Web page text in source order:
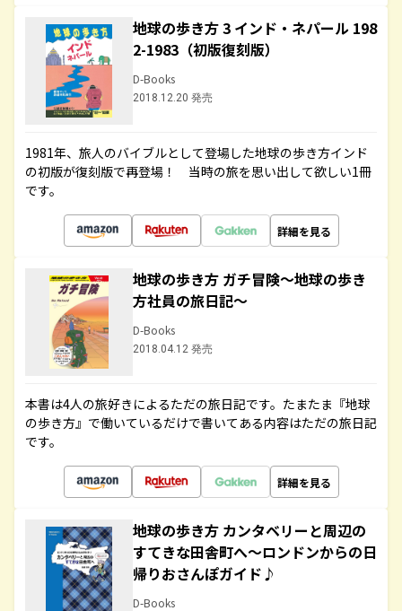
地球の歩き方 3 インド・ネパール 198
2-1983（初版復刻版）
D-Books
2018.12.20 発売
1981年、旅人のバイブルとして登場した地球の歩き方インド
の初版が復刻版で再登場！ 当時の旅を思い出して欲しい1冊
です。
詳細を見る
地球の歩き方 ガチ冒険～地球の歩き
方社員の旅日記～
D-Books
2018.04.12 発売
本書は4人の旅好きによるただの旅日記です。たまたま『地球
の歩き方』で働いているだけで書いてある内容はただの旅日記
です。
詳細を見る
地球の歩き方 カンタベリーと周辺の
すてきな田舎町へ～ロンドンからの日
帰りおさんぽガイド♪
D-Books